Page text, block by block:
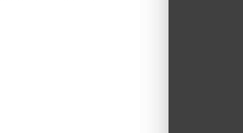
uccidendo.”
velatura dei collant, si